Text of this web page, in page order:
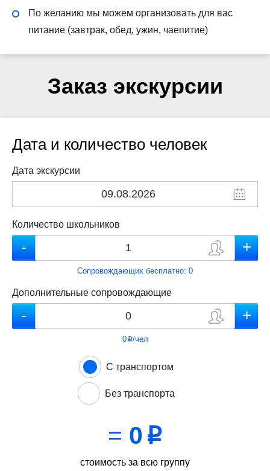
По желанию мы можем организовать для вас
питание (завтрак, обед, ужин, чаепитие)
Заказ экскурсии
Дата и количество человек
Дата экскурсии
Количество школьников
Сопровождающих бесплатно: 0
Дополнительные сопровождающие
0p/чел
С транспортом
Без транспорта
= 0 p
стоимость за всю группу